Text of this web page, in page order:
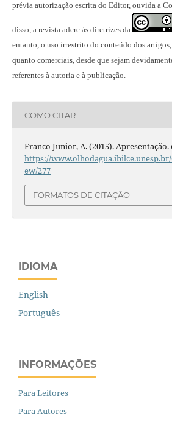
prévia autorização escrita do Editor, ouvida a
disso, a revista adere às diretrizes da
entanto, o uso irrestrito do conteúdo dos
quanto comerciais, desde que sejam
referentes à autoria e à publicação.
COMO CITAR
Franco Junior, A. (2015). Apresentação.
https://
ew/277
FORMATOS DE CITAÇÃO
IDIOMA
English
Português
INFORMAÇÕES
Para Leitores
Para Autores